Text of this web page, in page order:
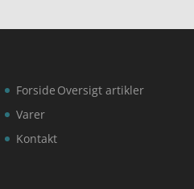
Forside
Varer
Kontakt
Oversigt artikler